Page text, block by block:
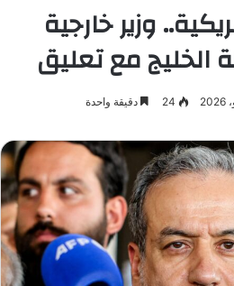
وزير خارجية
الخليج مع تعليق
24 دقيقة واحدة